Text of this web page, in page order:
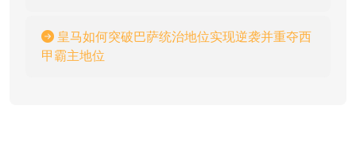
皇马如何突破巴萨统治地位实现逆袭并重夺西
甲霸主地位